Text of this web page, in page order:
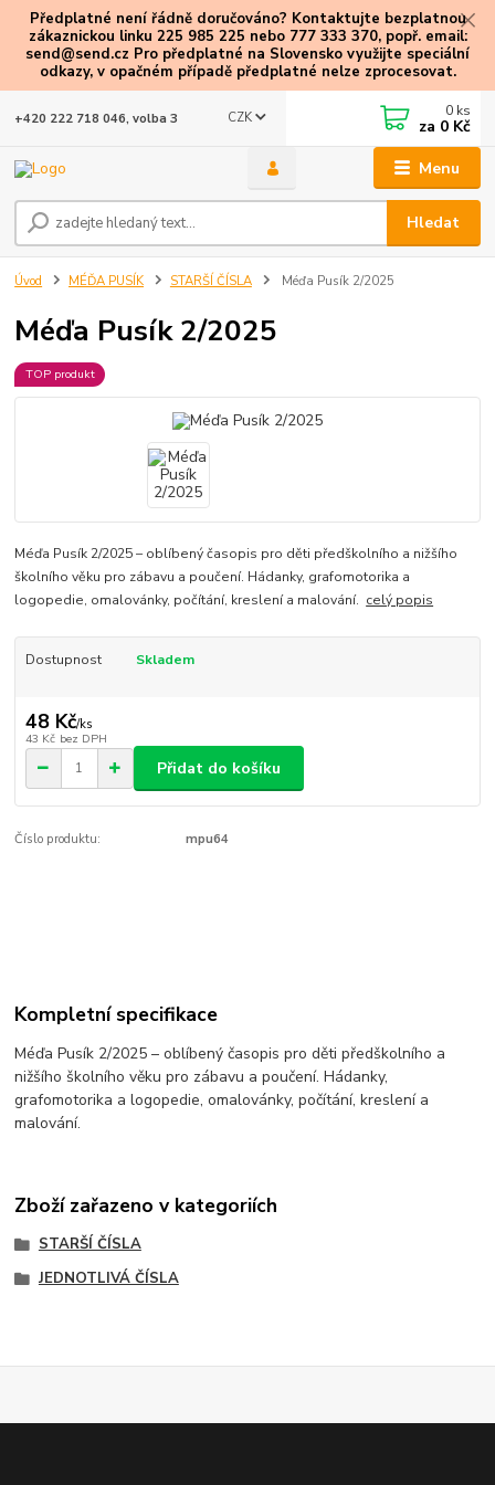
Předplatné není řádně doručováno? Kontaktujte bezplatnou
zákaznickou linku 225 985 225 nebo 777 333 370, popř. email:
send@send.cz Pro předplatné na Slovensko využijte speciální
odkazy, v opačném případě předplatné nelze zprocesovat.
Menu
CZK
Hledat
+420 222 718 046, volba 3 0 ks
za 0 Kč
Úvod MÉĎA PUSÍK STARŠÍ ČÍSLA Méďa Pusík 2/2025
Méďa Pusík 2/2025
TOP produkt
Méďa Pusík 2/2025 – oblíbený časopis pro děti předškolního a nižšího
školního věku pro zábavu a poučení. Hádanky, grafomotorika a
logopedie, omalovánky, počítání, kreslení a malování. celý popis
Dostupnost Skladem
48 Kč/ks
43 Kč bez DPH
Přidat do košíku
Číslo produktu: mpu64
Kompletní specifikace
Méďa Pusík 2/2025 – oblíbený časopis pro děti předškolního a
nižšího školního věku pro zábavu a poučení. Hádanky,
grafomotorika a logopedie, omalovánky, počítání, kreslení a
malování.
Zboží zařazeno v kategoriích
STARŠÍ ČÍSLA
JEDNOTLIVÁ ČÍSLA